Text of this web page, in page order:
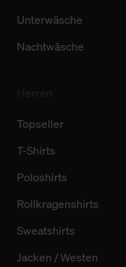
Unterwäsche
Nachtwäsche
Topseller
T-Shirts
Poloshirts
Rollkragenshirts
Sweatshirts
Jacken / Westen